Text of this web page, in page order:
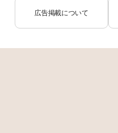
広告掲載について